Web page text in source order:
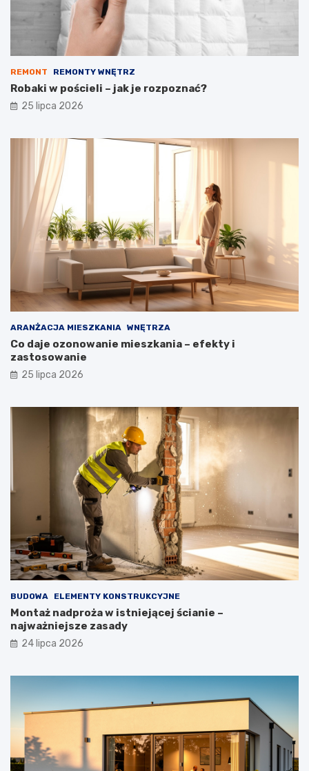
REMONT REMONTY WNĘTRZ
Robaki w pościeli – jak je rozpoznać?
25 lipca 2026
ARANŻACJA MIESZKANIA WNĘTRZA
Co daje ozonowanie mieszkania – efekty i
zastosowanie
25 lipca 2026
BUDOWA ELEMENTY KONSTRUKCYJNE
Montaż nadproża w istniejącej ścianie –
najważniejsze zasady
24 lipca 2026